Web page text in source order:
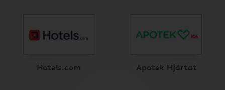
Hotels.com Apotek Hjärtat